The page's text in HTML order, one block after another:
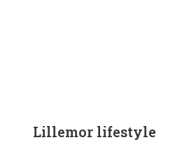
Lillemor lifestyle